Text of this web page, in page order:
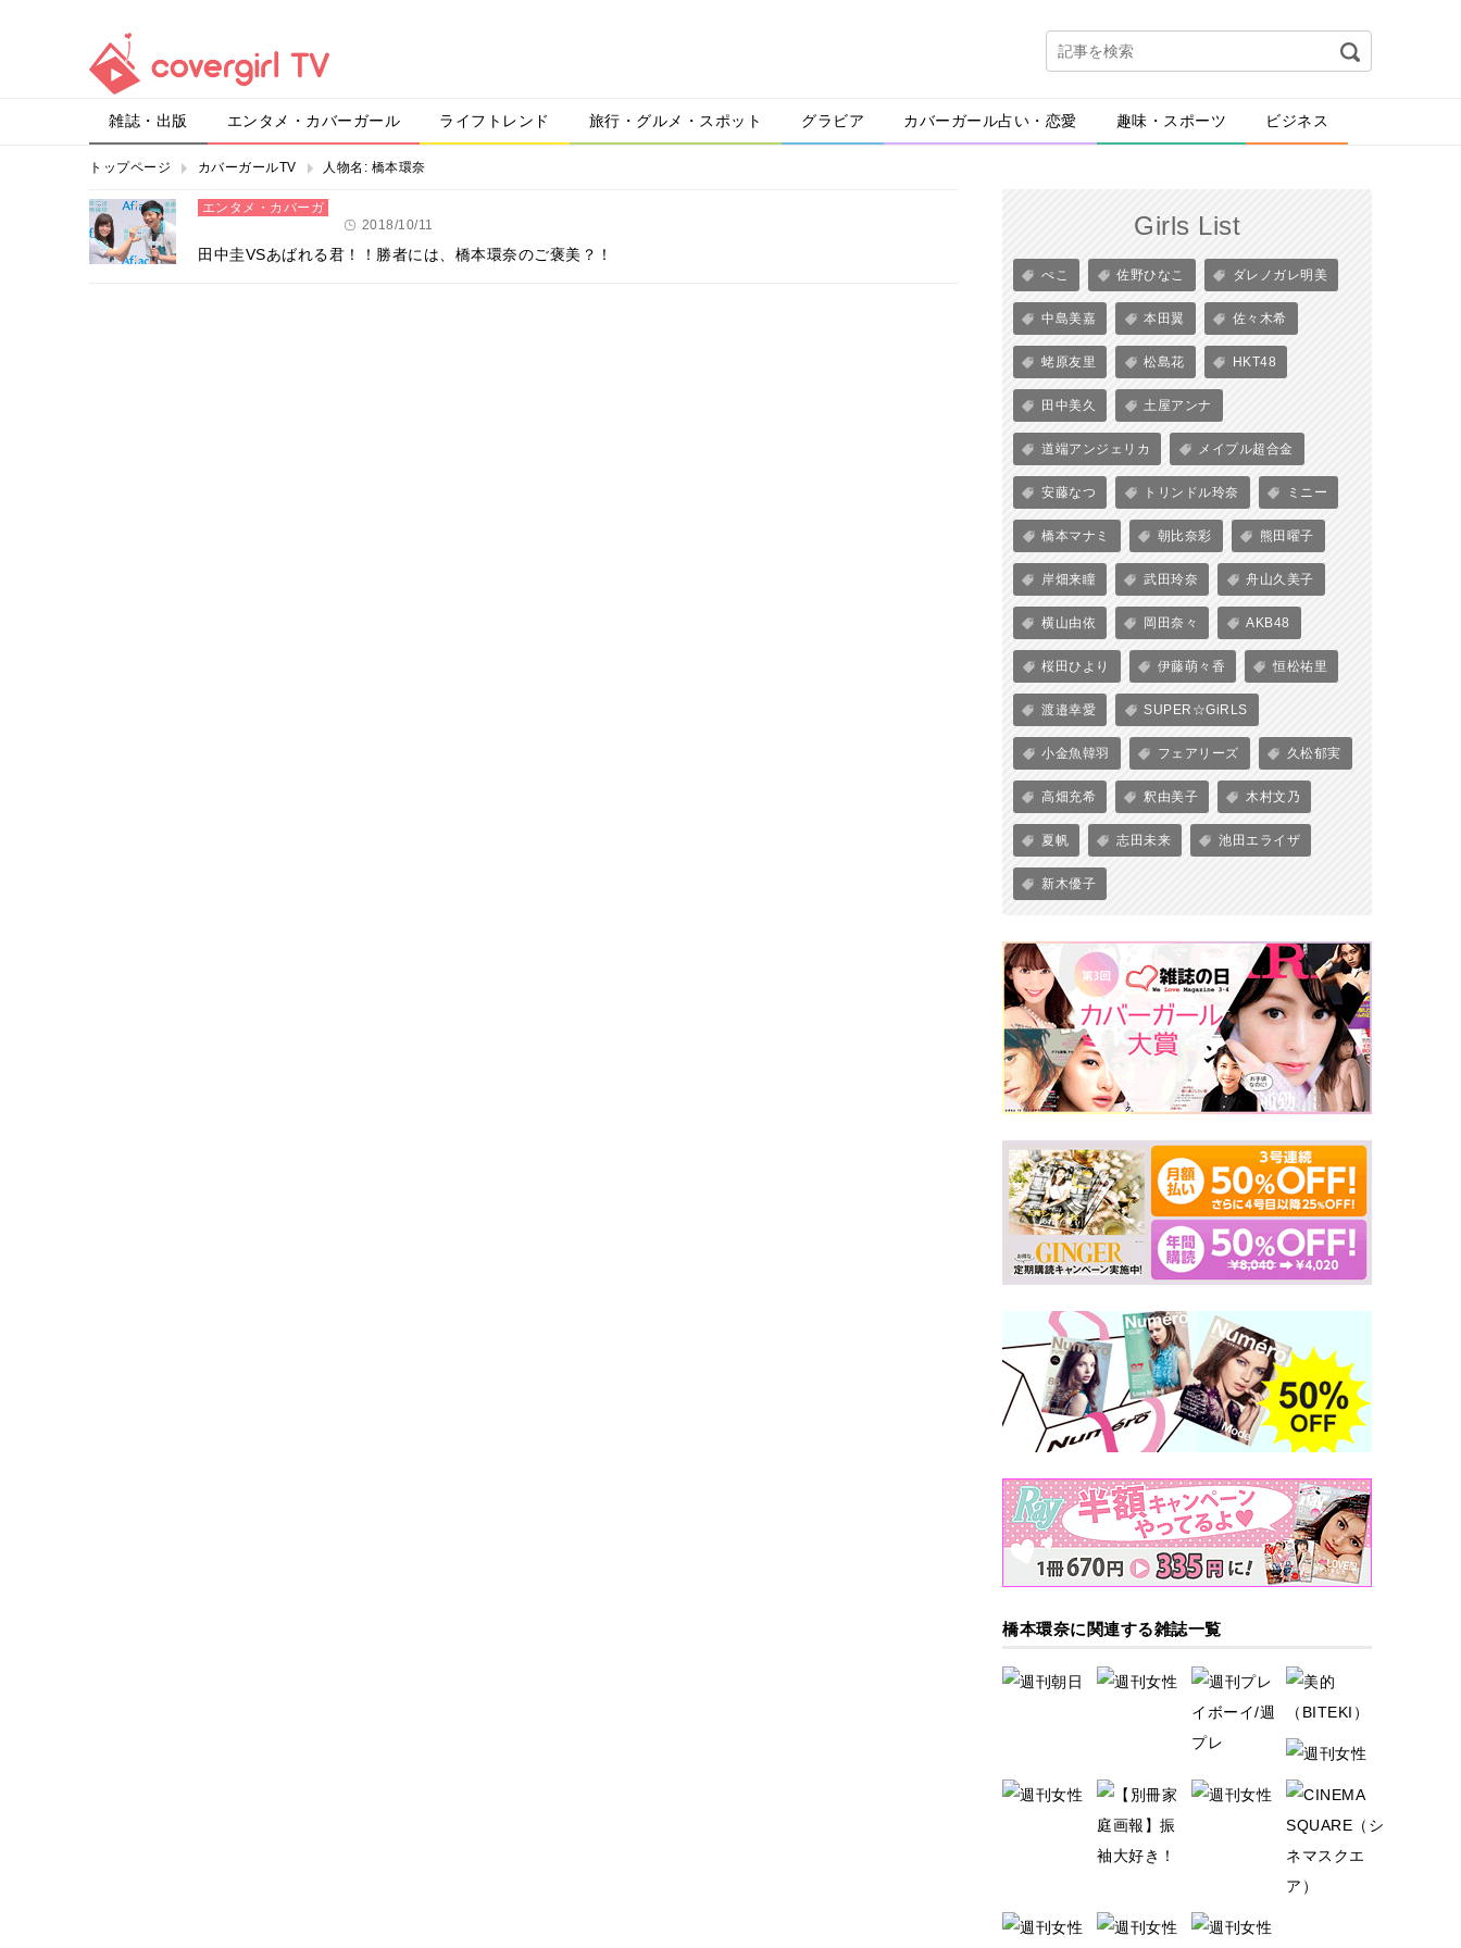
雑誌・出版 エンタメ・カバーガール ライフトレンド 旅行・グルメ・スポット グラビア カバーガール占い・恋愛 趣味・スポーツ ビジネス
トップページ カバーガールTV 人物名: 橋本環奈
エンタメ・カバーガ
2018/10/11
田中圭VSあばれる君！！勝者には、橋本環奈のご褒美？！
Girls List
ぺこ 佐野ひなこ ダレノガレ明美
中島美嘉 本田翼 佐々木希
蛯原友里 松島花 HKT48
田中美久 土屋アンナ
道端アンジェリカ メイプル超合金
安藤なつ トリンドル玲奈 ミニー
橋本マナミ 朝比奈彩 熊田曜子
岸畑来瞳 武田玲奈 舟山久美子
横山由依 岡田奈々 AKB48
桜田ひより 伊藤萌々香 恒松祐里
渡邉幸愛 SUPER☆GiRLS
小金魚韓羽 フェアリーズ 久松郁実
高畑充希 釈由美子 木村文乃
夏帆 志田未来 池田エライザ
新木優子
橋本環奈に関連する雑誌一覧